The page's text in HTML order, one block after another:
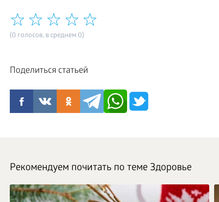
(0 голосов, в среднем 0)
Поделиться статьей
Рекомендуем почитать по теме Здоровье